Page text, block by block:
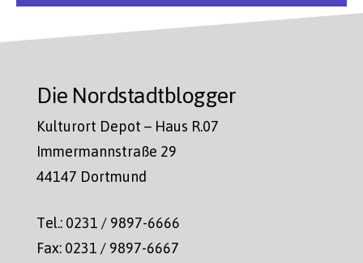
Die Nordstadtblogger
Kulturort Depot – Haus R.07
Immermannstraße 29
44147 Dortmund
Tel.: 0231 / 9897-6666
Fax: 0231 / 9897-6667